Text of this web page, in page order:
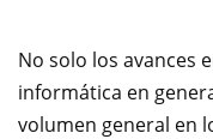
No solo los avances
informática en
volumen general en